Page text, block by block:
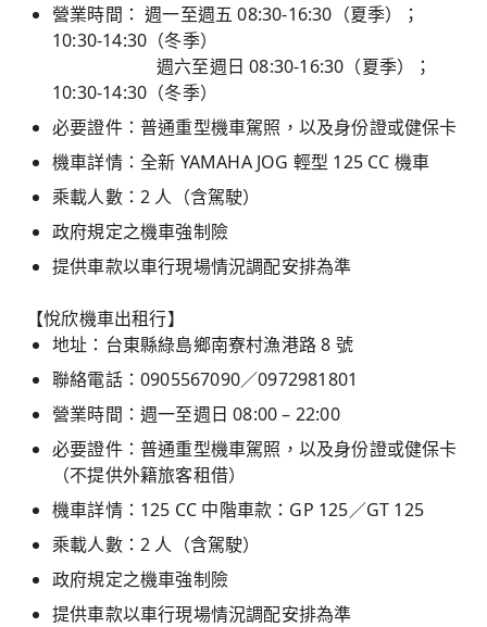
營業時間： 週一至週五 08:30-16:30（夏季）；
10:30-14:30（冬季）
週六至週日 08:30-16:30（夏季）；
10:30-14:30（冬季）
必要證件：普通重型機車駕照，以及身份證或健保卡
機車詳情：全新 YAMAHA JOG 輕型 125 CC 機車
乘載人數：2 人（含駕駛）
政府規定之機車強制險
提供車款以車行現場情況調配安排為準
【悅欣機車出租行】
地址：台東縣綠島鄉南寮村漁港路 8 號
聯絡電話：0905567090／0972981801
營業時間：週一至週日 08:00 – 22:00
必要證件：普通重型機車駕照，以及身份證或健保卡
（不提供外籍旅客租借）
機車詳情：125 CC 中階車款：GP 125／GT 125
乘載人數：2 人（含駕駛）
政府規定之機車強制險
提供車款以車行現場情況調配安排為準